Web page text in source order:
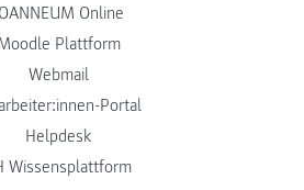
Online
Plattform
Webmail
Portal
Helpdesk
Wissensplattform